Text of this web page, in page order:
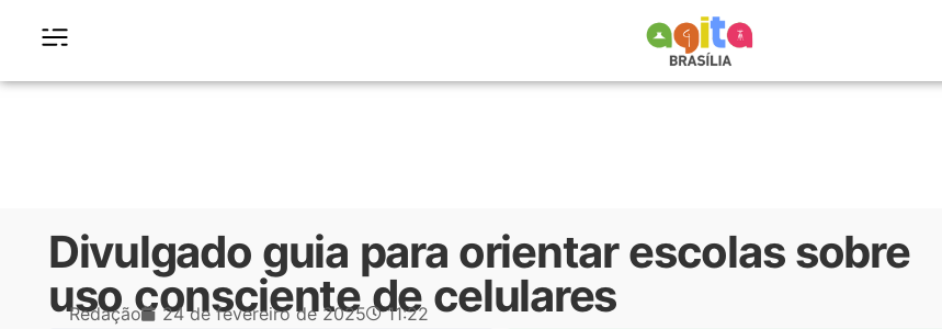
Divulgado guia para orientar escolas sobre
uso consciente de celulares
Redação 24 de fevereiro de 2025 11:22